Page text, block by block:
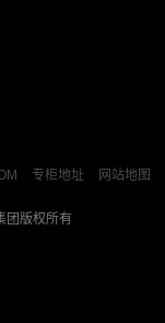
专柜地址 网站地图
版权所有